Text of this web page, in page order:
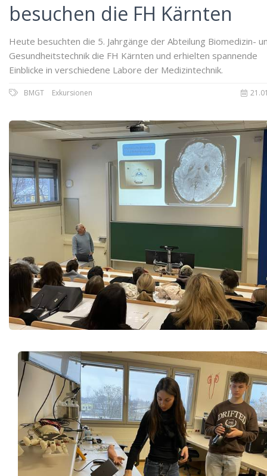
besuchen die FH Kärnten
Heute besuchten die 5. Jahrgänge der Abteilung Biomedizin-
Gesundheitstechnik die FH Kärnten und erhielten spannende
Einblicke in verschiedene Labore der Medizintechnik.
BMGT Exkursionen